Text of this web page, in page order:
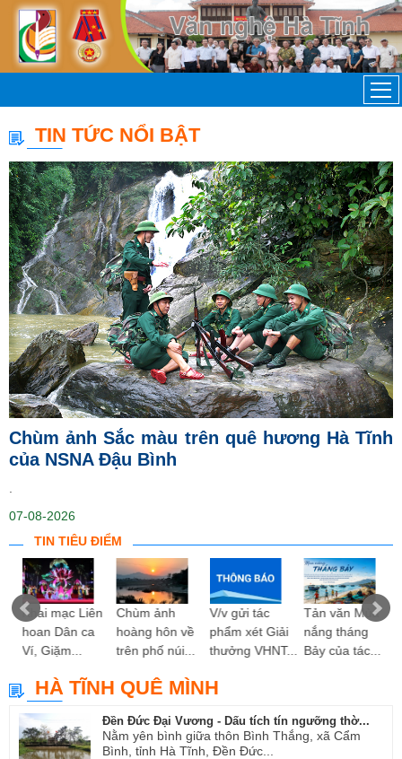
TIN TỨC NỔI BẬT
Chùm ảnh Sắc màu trên quê hương Hà Tĩnh
của NSNA Đậu Bình
07-08-2026
TIN TIÊU ĐIỂM
Khai mạc Liên
hoan Dân ca
Ví, Giặm...
Chùm ảnh
hoàng hôn về
trên phố núi...
V/v gửi tác
phẩm xét Giải
thưởng VHNT...
Tản văn Mùa
nắng tháng
Bảy của tác...
HÀ TĨNH QUÊ MÌNH
Đền Đức Đại Vương - Dấu tích tín ngưỡng thờ...
Nằm yên bình giữa thôn Bình Thắng, xã Cẩm
Bình, tỉnh Hà Tĩnh, Đền Đức...